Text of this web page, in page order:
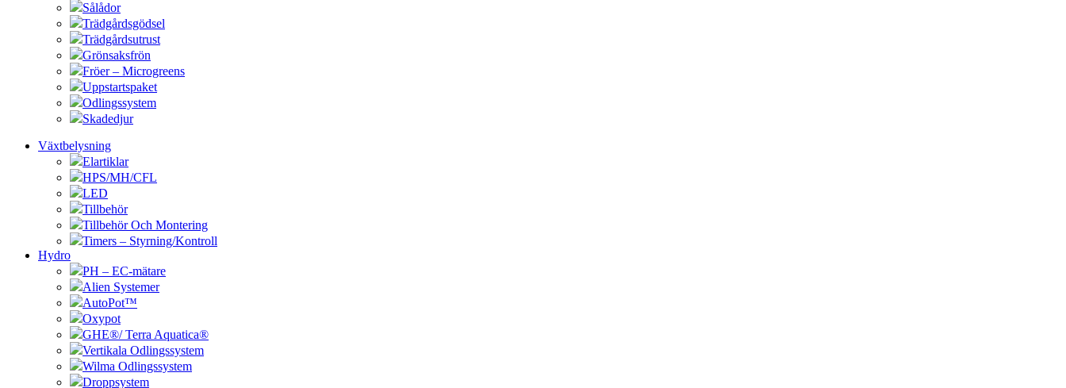
Sålådor
Trädgårdsgödsel
Trädgårdsutrust
Grönsaksfrön
Fröer – Microgreens
Uppstartspaket
Odlingssystem
Skadedjur
Växtbelysning
Elartiklar
HPS/MH/CFL
LED
Tillbehör
Tillbehör Och Montering
Timers – Styrning/Kontroll
Hydro
PH – EC-mätare
Alien Systemer
AutoPot™
Oxypot
GHE®/ Terra Aquatica®
Vertikala Odlingssystem
Wilma Odlingssystem
Droppsystem